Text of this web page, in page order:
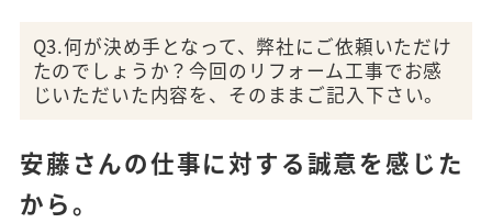
Q3.何が決め手となって、弊社にご依頼いただけ
たのでしょうか？今回のリフォーム工事でお感
じいただいた内容を、そのままご記入下さい。
安藤さんの仕事に対する誠意を感じた
から。